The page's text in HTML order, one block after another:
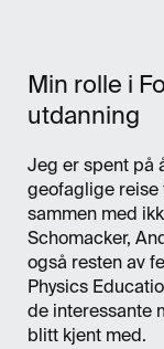
Min rolle i
utdanning
Jeg er spent på
geofaglige reise
sammen med
Schomacker,
også resten av
Physics
de interessante
blitt kjent med.